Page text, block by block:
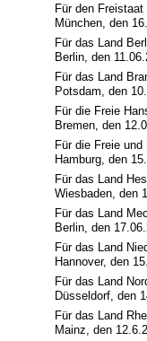
Für den Freistaat
München, den
Für das Land
Berlin, den
Für das Land
Potsdam, den
Für die Freie
Bremen, den
Für die Freie
Hamburg, den
Für das Land
Wiesbaden, den
Für das Land
Berlin, den
Für das Land
Hannover, den
Für das Land
Düsseldorf, den
Für das Land
Mainz, den